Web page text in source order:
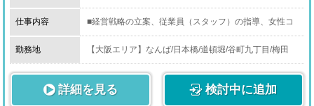
仕事内容
■経営戦略の立案、従業員（スタッフ）の指導、女性コ
ンパニオンのマネジメント（管理業務）、新しい企画の
立案と提案、売上管理等が主な業務となります。
責任のある最も重要なお仕事となります。
結果が収入として反映されますので、大変「やりがい」
のあるお仕事です。
勤務地
【大阪エリア】なんば/日本橋/道頓堀/谷町九丁目/梅田
（北区/南森町）/茨木/西中島/堺/泉大津/岸和田/京橋/天王
寺/上本町
【兵庫エリア】尼崎/姫路/神戸
【京都エリア】祇園/京都南（伏見区）
詳細を見る 検討中に追加